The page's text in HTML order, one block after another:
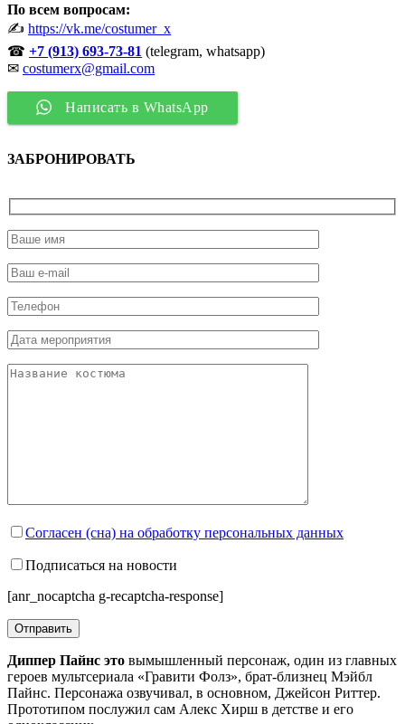
По всем вопросам:
✍ https://vk.me/costumer_x
☎ +7 (913) 693-73-81 (telegram, whatsapp)
✉ costumerx@gmail.com
Написать в WhatsApp
ЗАБРОНИРОВАТЬ
Согласен (сна) на обработку персональных данных
Подписаться на новости
[anr_nocaptcha g-recaptcha-response]
Диппер Пайнс это вымышленный персонаж, один из главных
героев мультсериала «Гравити Фолз», брат-близнец Мэйбл
Пайнс. Персонажа озвучивал, в основном, Джейсон Риттер.
Прототипом послужил сам Алекс Хирш в детстве и его